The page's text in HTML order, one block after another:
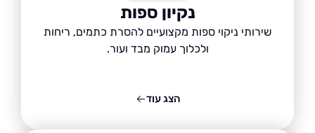
נקיון ספות
שירותי ניקוי ספות מקצועיים להסרת כתמים, ריחות
ולכלוך עמוק מבד ועור.